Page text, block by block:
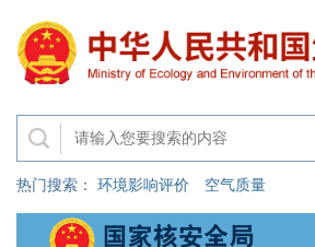
热门搜索： 环境影响评价 空气质量